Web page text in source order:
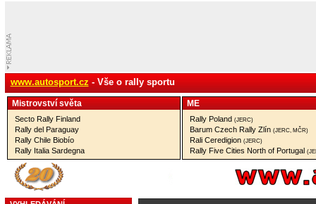
www.autosport.cz - Vše o rally sportu
Mistrovství­ světa
Secto Rally Finland
Rally del Paraguay
Rally Chile Biobío
Rally Italia Sardegna
ME
Rally Poland (JERC)
Barum Czech Rally Zlín (JERC, MČR)
Rali Ceredigion (JERC)
Rally Five Cities North of Portugal